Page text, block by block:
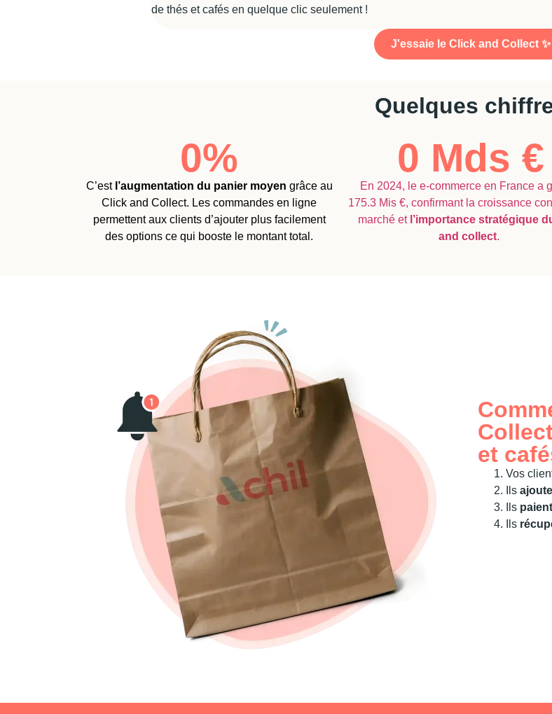
de thés et cafés en quelque clic seulement !
J'essaie le Click and Collect ✨
Quelques
0%
C’est l’augmentation du panier moyen grâce au
Click and Collect. Les commandes en ligne
permettent aux clients d’ajouter plus facilement
des options ce qui booste le montant total.
0 Mds €
En 2024, le e-commerce en France a
175.3 Mis €, confirmant la croissance
marché et l’importance stratégique
and collect.
et
Vos
Ils
Ils paient
Ils